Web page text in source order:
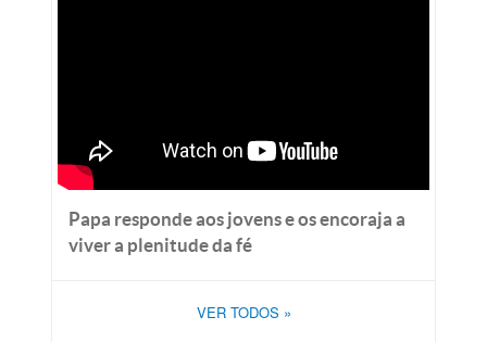
Papa responde aos jovens e os encoraja a
viver a plenitude da fé
VER TODOS »